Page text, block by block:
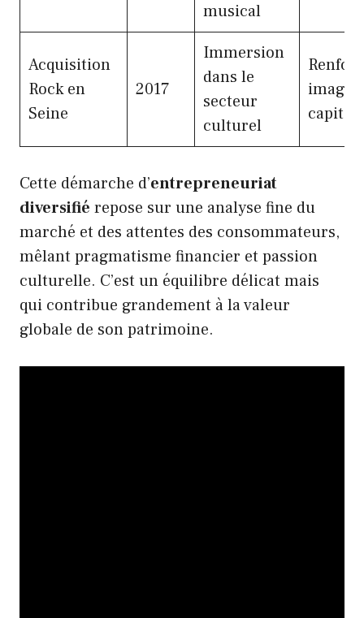
musical
Acquisition
Rock en
Seine
2017
Immersion
dans le
secteur
culturel
image
capital
Cette démarche d’entrepreneuriat
diversifié repose sur une analyse fine du
marché et des attentes des consommateurs,
mêlant pragmatisme financier et passion
culturelle. C’est un équilibre délicat mais
qui contribue grandement à la valeur
globale de son patrimoine.